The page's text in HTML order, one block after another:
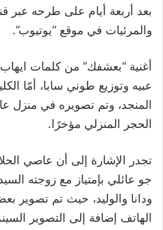
بعد أربعة أيام على طرحه عبر
والمرئيات في موقع “يوتيوب”.
أغنية “بعشفك” من كلمات
عبيه وتوزيع طوني سابا، أمّا
المنجد، وتم تصويره في منزل
الحجر المنزلي مؤخرًا.
تجدر الإشارة إلى أن عاصي
جو عائلي بإمتياز مع زوجته
ودانا والوليد، حيث تم
الهاتف إضافة إلى التصوير